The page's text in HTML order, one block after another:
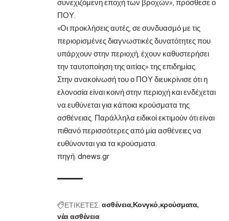
συνεχιζόμενη εποχή των βροχών», πρόσθεσε ο
ΠΟΥ.
«Οι προκλήσεις αυτές, σε συνδυασμό με τις
περιορισμένες διαγνωστικές δυνατότητες που
υπάρχουν στην περιοχή, έχουν καθυστερήσει
την ταυτοποίηση της αιτίας» της επιδημίας.
Στην ανακοίνωσή του ο ΠΟΥ διευκρίνισε ότι η
ελονοσία είναι κοινή στην περιοχή και ενδέχεται
να ευθύνεται για κάποια κρούσματα της
ασθένειας. Παράλληλα ειδικοί εκτιμούν ότι είναι
πιθανό περισσότερες από μία ασθένειες να
ευθύνονται για τα κρούσματα.
πηγή: dnews.gr
ΕΤΙΚΕΤΕΣ: ασθένεια Κονγκό κρούσματα
νέα ασθένεια